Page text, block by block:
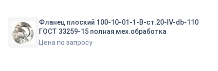
Фланец плоский 100-10-01-1-B-ст.20-IV-db-110
ГОСТ 33259-15 полная мех.обработка
Цена по запросу